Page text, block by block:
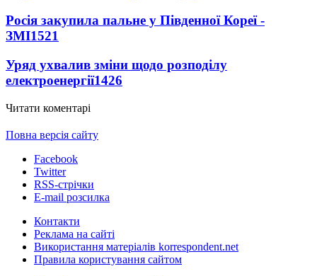
Росія закупила пальне у Південної Кореї -
ЗМІ1521
Уряд ухвалив зміни щодо розподілу
електроенергії1426
Читати коментарі
Повна версія сайту
Facebook
Twitter
RSS-стрічки
E-mail розсилка
Контакти
Реклама на сайті
Використання матеріалів korrespondent.net
Правила користування сайтом